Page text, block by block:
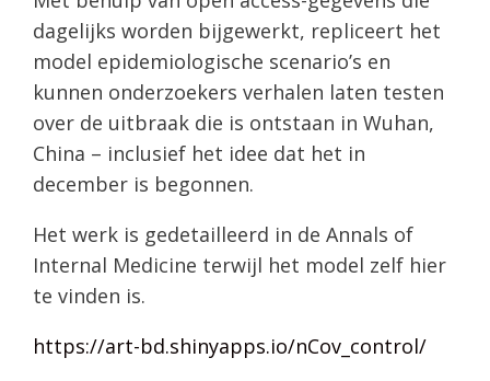
dagelijks worden bijgewerkt, repliceert het
model epidemiologische scenario’s en
kunnen onderzoekers verhalen laten testen
over de uitbraak die is ontstaan ​​in Wuhan,
China – inclusief het idee dat het in
december is begonnen.
Het werk is gedetailleerd in de Annals of
Internal Medicine terwijl het model zelf hier
te vinden is.
https://art-bd.shinyapps.io/nCov_control/